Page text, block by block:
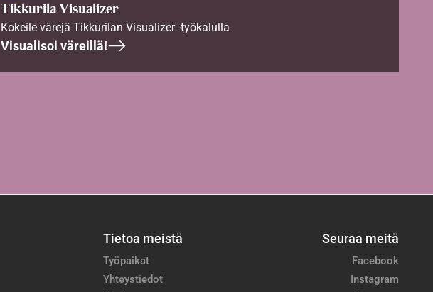
Tikkurila Visualizer
Kokeile värejä Tikkurilan Visualizer -työkalulla
Visualisoi väreillä!
Tietoa meistä
Työpaikat
Yhteystiedot
Seuraa meitä
Facebook
Instagram